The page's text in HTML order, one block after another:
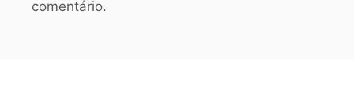
comentário.